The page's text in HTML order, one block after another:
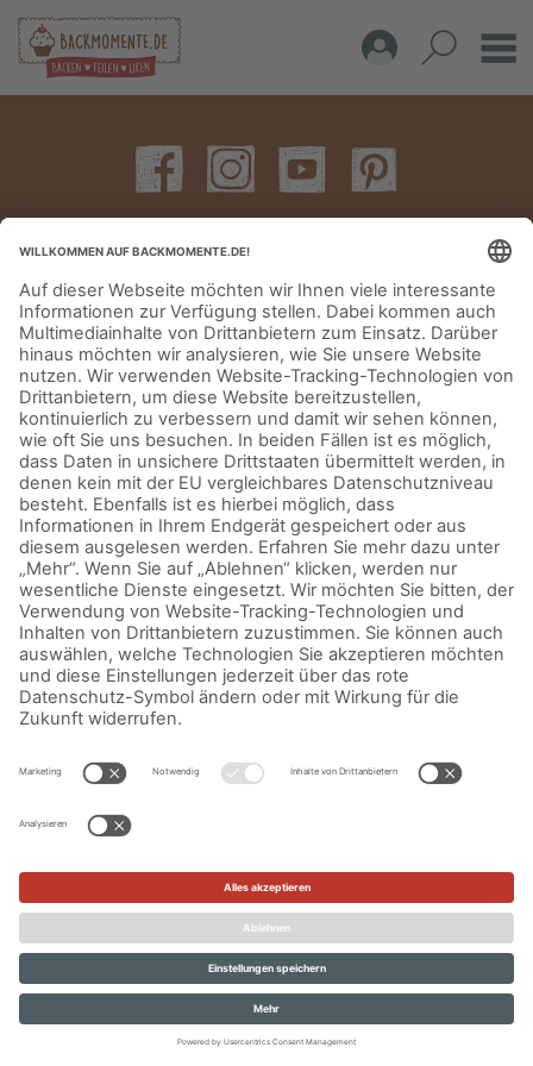
IMPRESSUM DATENSCHUTZERKLÄRUNG AGB KONTAKT
© Aurora Mühlen GmbH - Trettaustraße 49 – D-21107 Hamburg